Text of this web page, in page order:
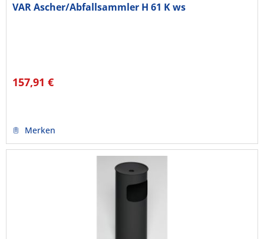
VAR Ascher/Abfallsammler H 61 K ws
157,91 €
Merken